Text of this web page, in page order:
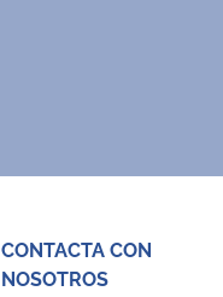
CONTACTA CON
NOSOTROS